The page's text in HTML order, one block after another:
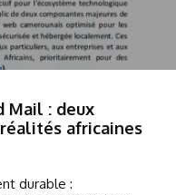
Mail : deux
africaines
durable :